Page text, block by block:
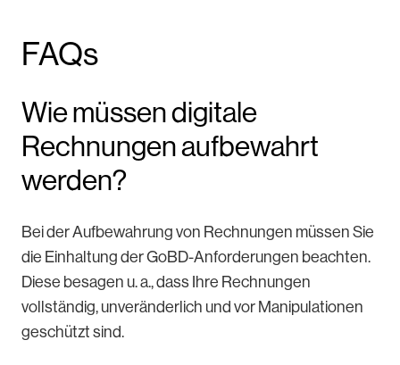
FAQs
Wie müssen digitale
Rechnungen aufbewahrt
werden?
Bei der Aufbewahrung von Rechnungen müssen Sie
die Einhaltung der GoBD-Anforderungen beachten.
Diese besagen u. a., dass Ihre Rechnungen
vollständig, unveränderlich und vor Manipulationen
geschützt sind.